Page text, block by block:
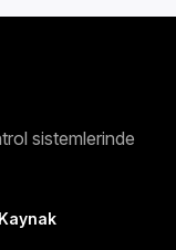
sistemlerinde
Kaynak